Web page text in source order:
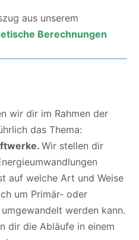
aus unserem
Berechnungen
wir dir im Rahmen der
das Thema:
Wir stellen dir
auf welche Art und Weise
um Primär- oder
werden kann.
dir die Abläufe in einem